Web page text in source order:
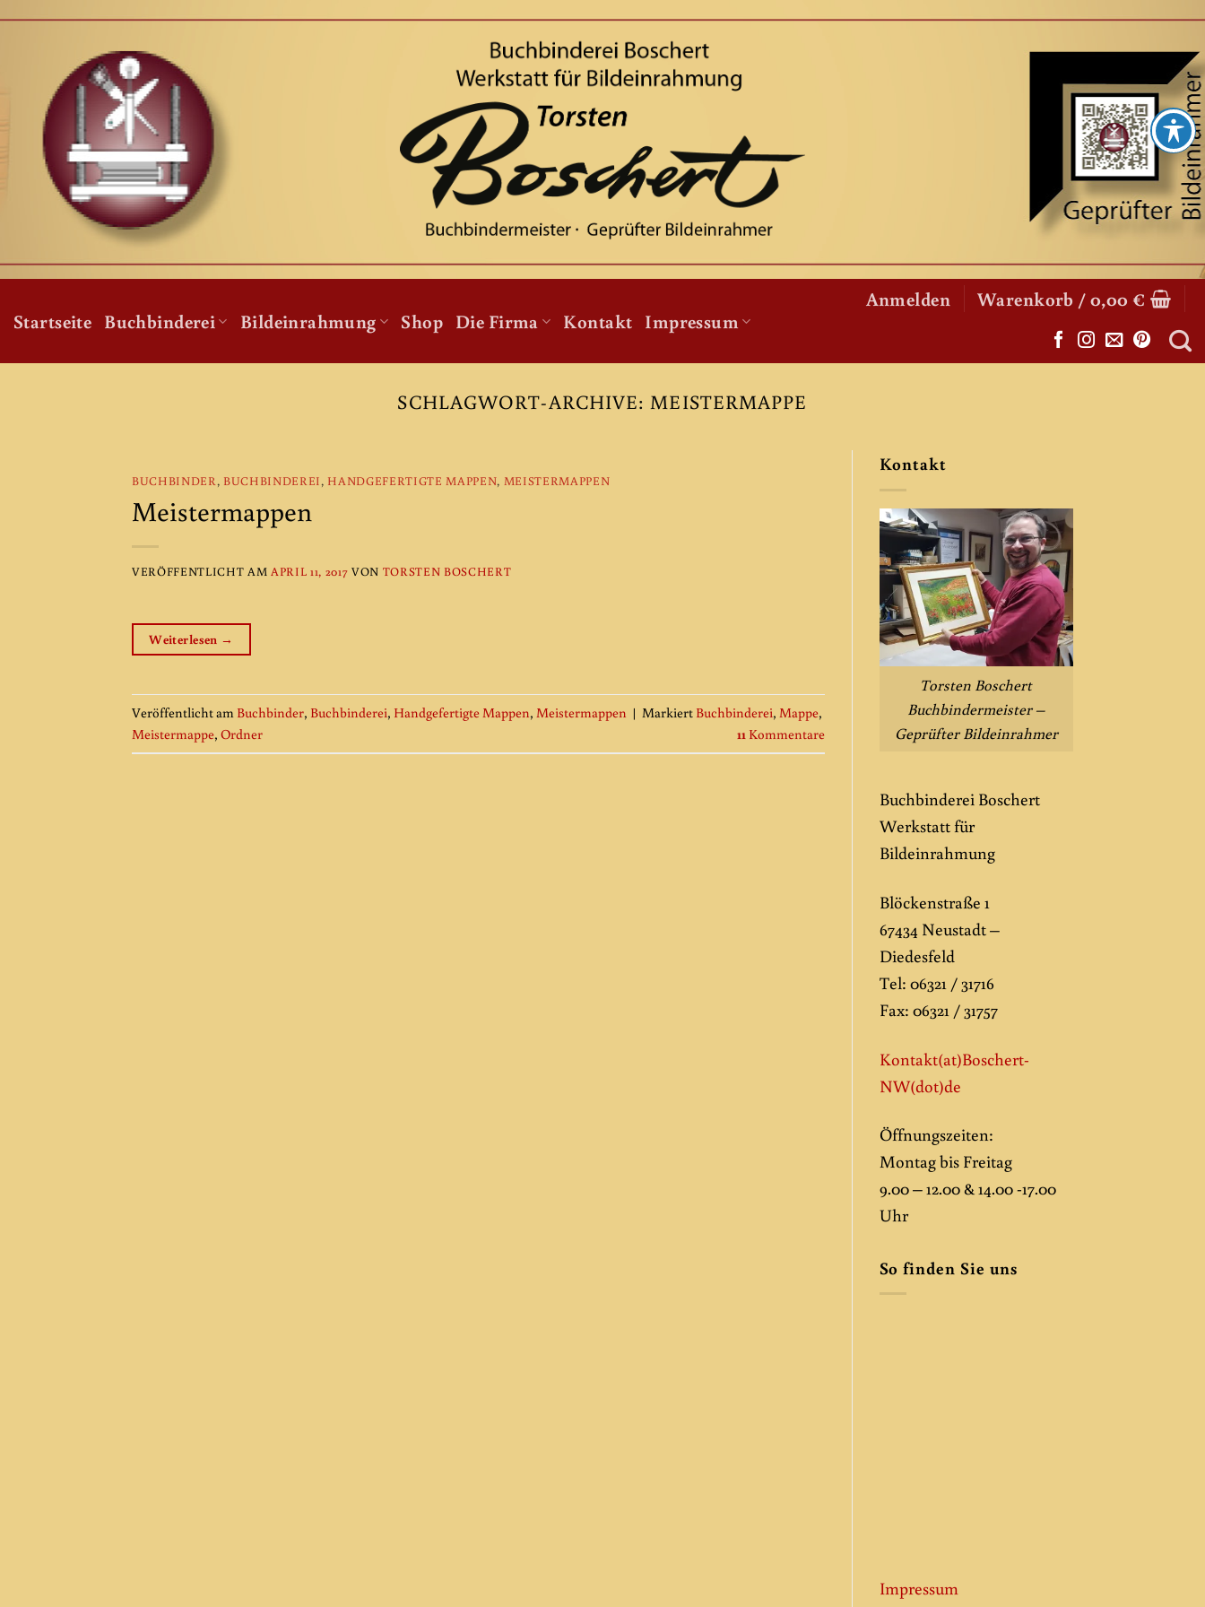
Startseite Buchbinderei Bildeinrahmung Shop Die Firma Kontakt Impressum
Anmelden Warenkorb /0,00€
SCHLAGWORT-ARCHIVE:MEISTERMAPPE
BUCHBINDER, BUCHBINDEREI, HANDGEFERTIGTE MAPPEN, MEISTERMAPPEN
Meistermappen
VERÖFFENTLICHT AM APRIL 11, 2017 VON TORSTEN BOSCHERT
Weiterlesen →
Veröffentlicht am Buchbinder, Buchbinderei, Handgefertigte Mappen, Meistermappen | Markiert Buchbinderei, Mappe,
Meistermappe, Ordner 11Kommentare
Kontakt
Torsten Boschert
Buchbindermeister –
Geprüfter Bildeinrahmer
Buchbinderei Boschert
Werkstatt für
Bildeinrahmung
Blöckenstraße 1
67434 Neustadt –
Diedesfeld
Tel: 06321 / 31716
Fax: 06321 / 31757
Kontakt(at)Boschert-
NW(dot)de
Öffnungszeiten:
Montag bis Freitag
9.00 – 12.00 & 14.00 -17.00
Uhr
So finden Sie uns
Impressum